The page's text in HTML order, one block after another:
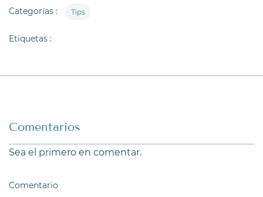
Categorías : Tips
Etiquetas :
Comentarios
Sea el primero en comentar.
Comentario